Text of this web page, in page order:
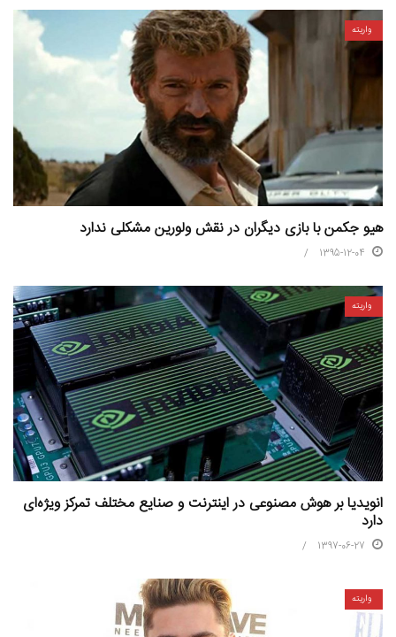
واریته
هیو جکمن با بازی دیگران در نقش ولورین مشکلی ندارد
1395-12-04
واریته
انویدیا بر هوش مصنوعی در اینترنت و صنایع مختلف تمرکز ویژه‌ای
دارد
1397-06-27
واریته